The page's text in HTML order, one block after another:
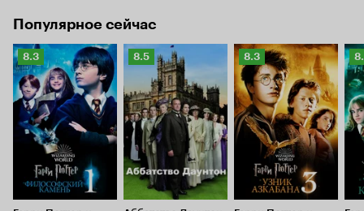
Популярное сейчас
Рейтинг
Кинопоиска
8.3
8.3
Рейтинг
Кинопоиска
8.5
8.5
Рейтинг
Кинопоиска
8.3
8.3